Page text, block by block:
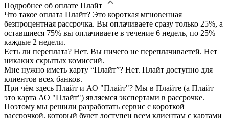
Подробнее об оплате Плайт
Что такое оплата Плайт? Это короткая мгновенная
безпроцентная рассрочка. Вы оплачиваете сразу только 25%, а
оставшиеся 75% вы оплачиваете в течение 6 недель, по 25%
каждые 2 недели.
Есть ли переплата? Нет. Вы ничего не переплачиваетей. Нет
никаких скрытых комиссий.
Мне нужно иметь карту “Плайт”? Нет. Плайт доступно для
клиентов всех банков.
При чём здесь Плайт и АО "Плайт"? Мы в Плайте (а Плайт
это карта АО "Плайт") являемся экспертами в рассрочке.
Поэтому мы решили разработать сервис с короткой
рассрочкой, который будет доступен всем клиентам с картами